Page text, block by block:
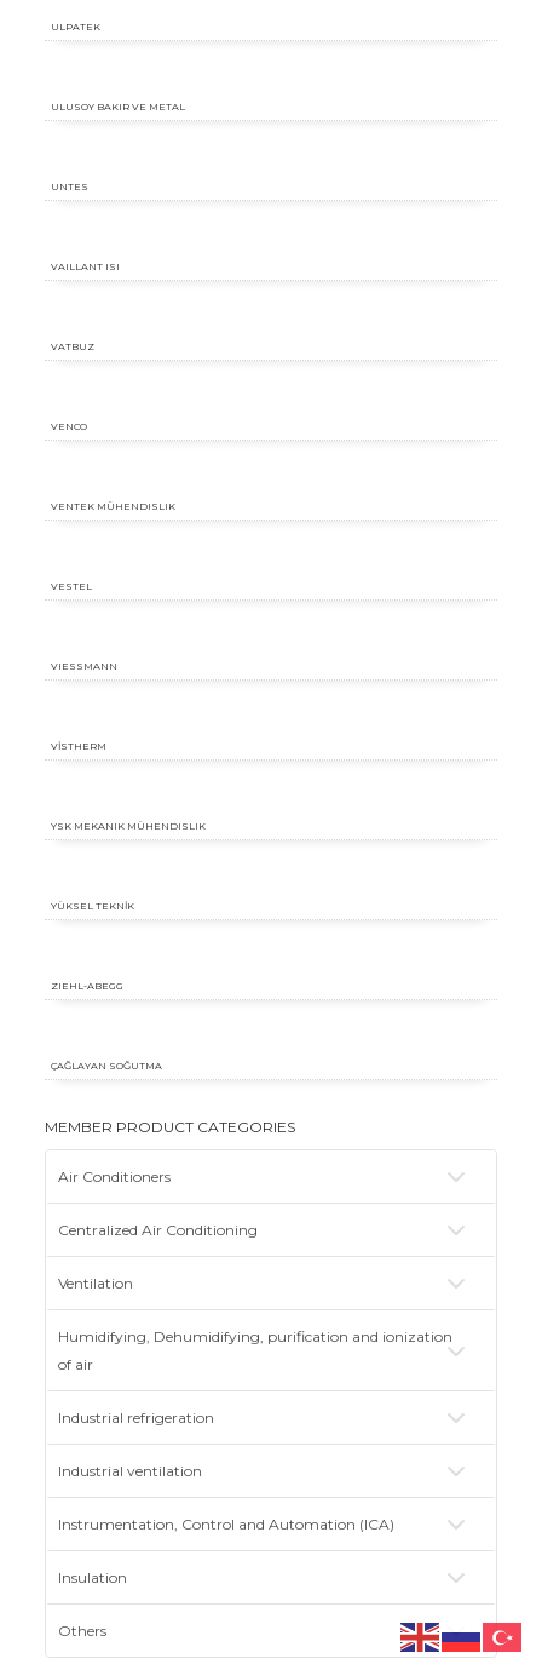
ÇAĞLAYAN SOĞUTMA
VENCO
ULPATEK
ULUSOY BAKIR VE METAL
UNTES
VAILLANT ISI
VATBUZ
VENTEK MÜHENDISLIK
VESTEL
VIESSMANN
VİSTHERM
YSK MEKANIK MÜHENDISLIK
YÜKSEL TEKNİK
ZIEHL-ABEGG
MEMBER PRODUCT CATEGORIES
Air Conditioners
Centralized Air Conditioning
Ventilation
Humidifying, Dehumidifying, purification and ionization
of air
Industrial refrigeration
Industrial ventilation
Instrumentation, Control and Automation (ICA)
Insulation
Others